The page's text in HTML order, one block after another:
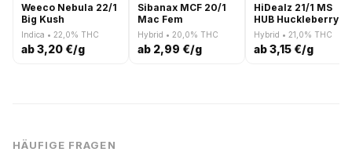
Weeco Nebula 22/1
Big Kush
Indica • 22,0% THC
ab 3,20 €/g
Sibanax MCF 20/1
Mac Fem
Hybrid • 20,0% THC
ab 2,99 €/g
HiDealz 21/1 MS
HUB Huckleberry
Smalls
Hybrid • 21,0% THC
ab 3,15 €/g
HÄUFIGE FRAGEN